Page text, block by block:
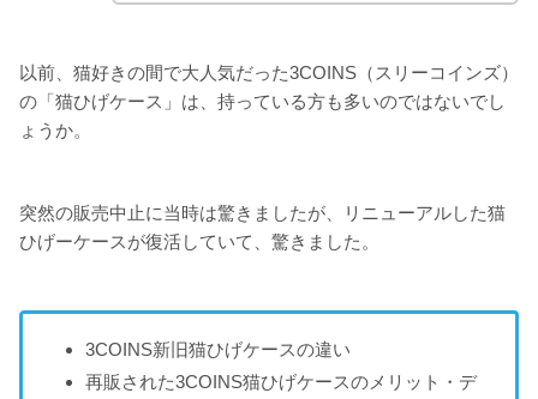
以前、猫好きの間で大人気だった3COINS（スリーコインズ）
の「猫ひげケース」は、持っている方も多いのではないでし
ょうか。
突然の販売中止に当時は驚きましたが、リニューアルした猫
ひげーケースが復活していて、驚きました。
3COINS新旧猫ひげケースの違い
再販された3COINS猫ひげケースのメリット・デ